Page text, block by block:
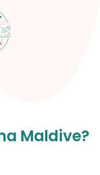
Maldive?